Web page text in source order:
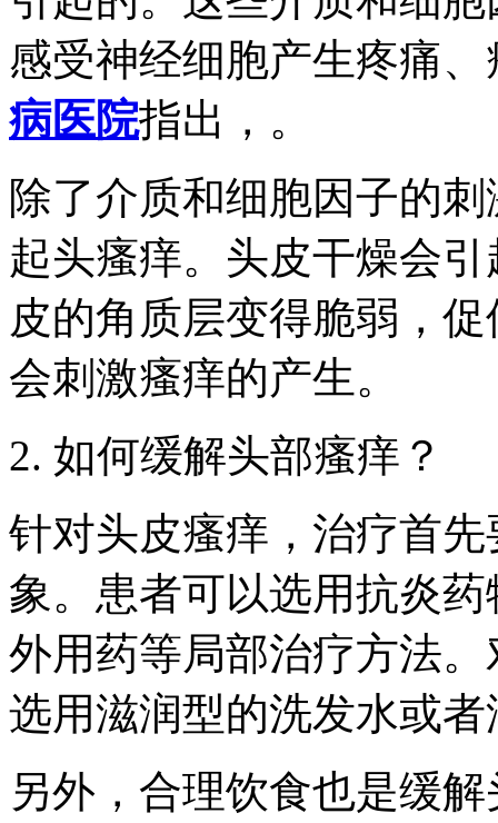
感受神经细胞产生疼痛
病医院指出，。
除了介质和细胞因子的
起头瘙痒。头皮干燥会
皮的角质层变得脆弱，
会刺激瘙痒的产生。
2. 如何缓解头部瘙痒？
针对头皮瘙痒，治疗首
象。患者可以选用抗炎
外用药等局部治疗方法
选用滋润型的洗发水或
另外，合理饮食也是缓